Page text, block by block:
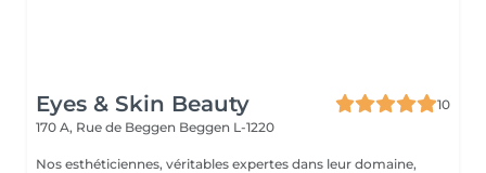
Eyes & Skin Beauty
10
170 A, Rue de Beggen Beggen L-1220
Nos esthéticiennes, véritables expertes dans leur domaine,